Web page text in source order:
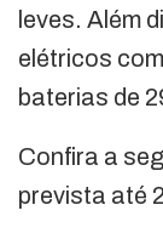
leves. Além
elétricos
baterias de
Confira a
prevista até